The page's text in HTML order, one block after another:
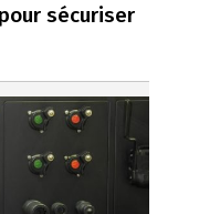
sécuriser